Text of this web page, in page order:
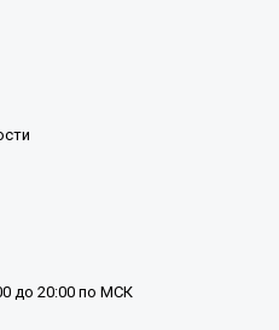
до 20:00 по МСК